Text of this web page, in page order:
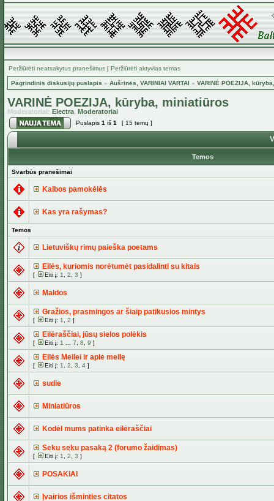
Peržiūrėti neatsakytus pranešimus | Peržiūrėti aktyvias temas
Pagrindinis diskusijų puslapis » Aušrinės, VARINIAI VARTAI » VARINĖ POEZIJA,
VARINĖ POEZIJA, kūryba, miniatiūros
Moderatoriai: Electra, Moderatoriai
Puslapis 1 iš 1 [ 15 temų ]
Temos
Svarbūs pranešimai
Kalbos pamokėlės
Kas yra rašymas?
Temos
Lietuviškų rimų paieška poetams
Eilės, kuriomis norėtumėt pasidalinti su kitais
[ Eiti į: 1 2 3 ]
Maldos
Gražios, prasmingos ar šiaip patikusios mintys
[ Eiti į: 1 2 ]
Eilėraščiai, jūsų sielos polėkis
[ Eiti į: 1 7 8 9 ]
Eilės Meilei ir apie meilę
[ Eiti į: 1 2 3 4 ]
sudie
Miniatiūros
Kodėl mums patinka eilėraščiai
Seku seku pasaką 2 (forumo žaidimas)
[ Eiti į: 1 2 3 ]
POSAKIAI
Įvairios išminties citatos